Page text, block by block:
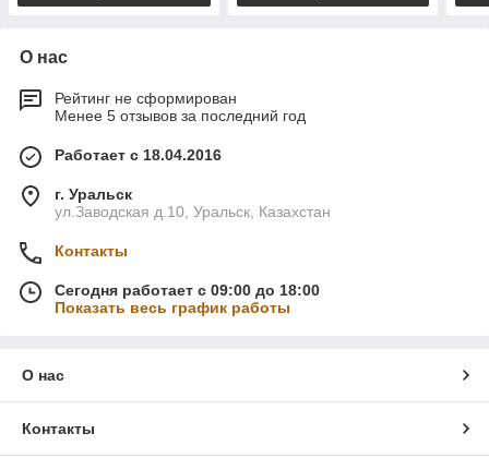
О нас
Рейтинг не сформирован
Менее 5 отзывов за последний год
Работает с 18.04.2016
г. Уральск
ул.Заводская д.10, Уральск, Казахстан
Контакты
Сегодня работает с 09:00 до 18:00
Показать весь график работы
О нас
Контакты